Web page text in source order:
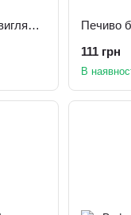
Печиво з горіхами та ягодами у вигляді звірят Gogodza (в асортименті)
111 грн
В